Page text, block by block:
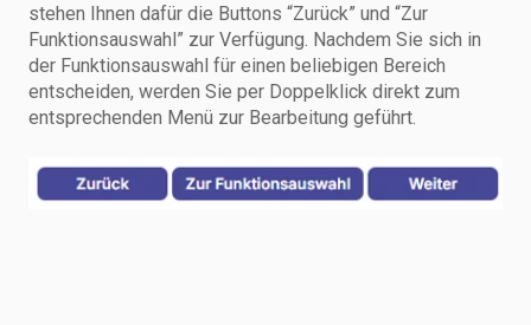
stehen Ihnen dafür die Buttons “Zurück” und “Zur
Funktionsauswahl” zur Verfügung. Nachdem Sie sich in
der Funktionsauswahl für einen beliebigen Bereich
entscheiden, werden Sie per Doppelklick direkt zum
entsprechenden Menü zur Bearbeitung geführt.